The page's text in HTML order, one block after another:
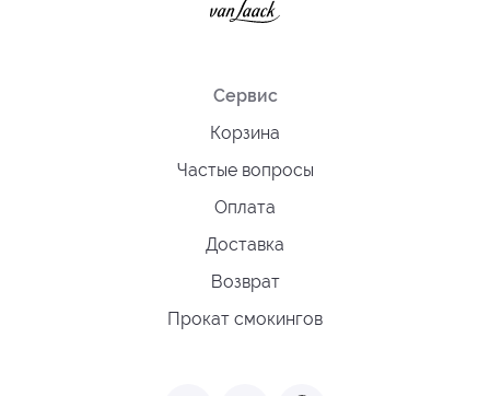
Сервис
Корзина
Частые вопросы
Оплата
Доставка
Возврат
Прокат смокингов